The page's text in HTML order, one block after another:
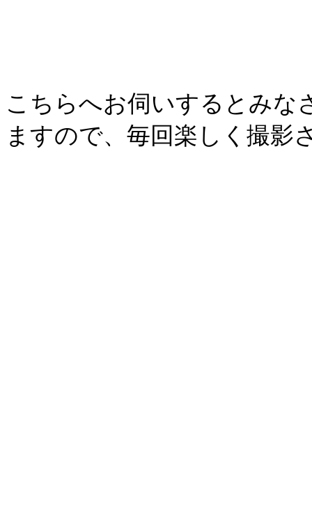
こちらへお伺いするとみな
ますので、毎回楽しく撮影